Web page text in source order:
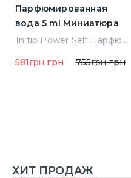
Парфюмированная
вода 5 ml Миниатюра
Initio Power Self Парфюмированная вода 5 ml Миниатюра
581 грн грн 755грнгрн
ХИТ ПРОДАЖ